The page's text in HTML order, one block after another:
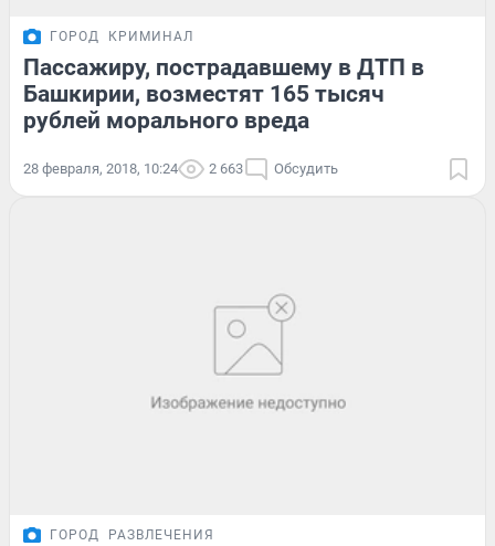
ГОРОД КРИМИНАЛ
Пассажиру, пострадавшему в ДТП в
Башкирии, возместят 165 тысяч
рублей морального вреда
28 февраля, 2018, 10:24 2 663 Обсудить
ГОРОД РАЗВЛЕЧЕНИЯ